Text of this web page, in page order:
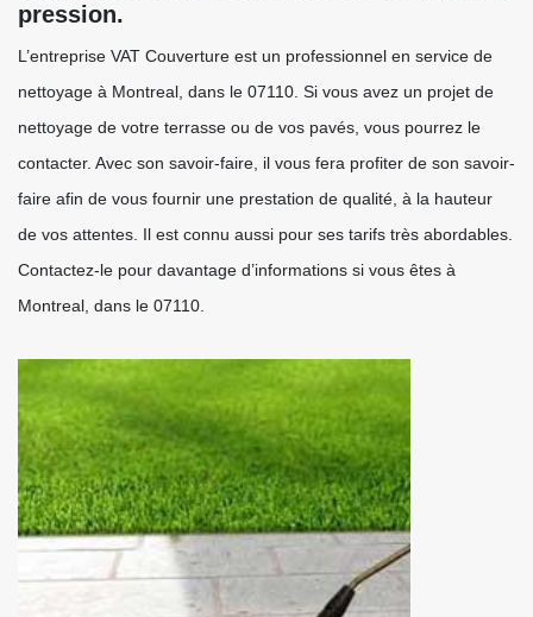
pression.
L’entreprise VAT Couverture est un professionnel en service de
nettoyage à Montreal, dans le 07110. Si vous avez un projet de
nettoyage de votre terrasse ou de vos pavés, vous pourrez le
contacter. Avec son savoir-faire, il vous fera profiter de son savoir-
faire afin de vous fournir une prestation de qualité, à la hauteur
de vos attentes. Il est connu aussi pour ses tarifs très abordables.
Contactez-le pour davantage d’informations si vous êtes à
Montreal, dans le 07110.